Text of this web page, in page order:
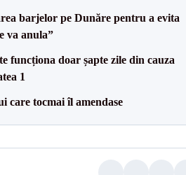
barjelor pe Dunăre pentru a evita
va anula”
funcționa doar șapte zile din cauza
1
care tocmai îl amendase